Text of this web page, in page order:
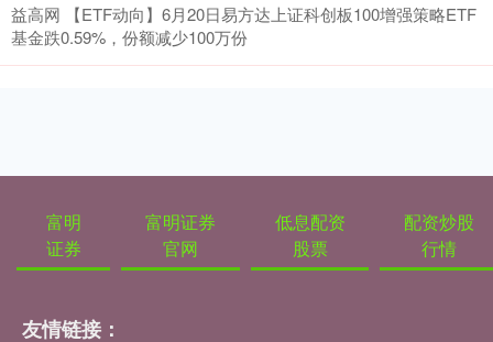
益高网 【ETF动向】6月20日易方达上证科创板100增强策略ETF
基金跌0.59%，份额减少100万份
富明
证券
富明证券
官网
低息配资
股票
配资炒股
行情
友情链接：